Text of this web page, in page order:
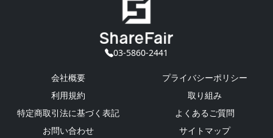
03-5860-2441
会社概要
プライバシーポリシー
利用規約
取り組み
特定商取引法に基づく表記
よくあるご質問
お問い合わせ
サイトマップ